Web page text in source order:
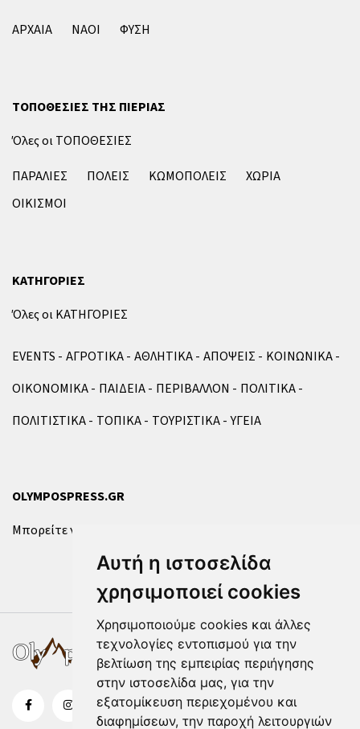
Αυτή η ιστοσελίδα
χρησιμοποιεί cookies
Χρησιμοποιούμε cookies και άλλες
τεχνολογίες εντοπισμού για την
βελτίωση της εμπειρίας περιήγησης
στην ιστοσελίδα μας, για την
εξατομίκευση περιεχομένου και
διαφημίσεων, την παροχή λειτουργιών
ΑΡΧΑΙΑ
ΝΑΟΙ ΦΥΣΗ
ΤΟΠΟΘΕΣΙΕΣ ΤΗΣ ΠΙΕΡΙΑΣ
Όλες οι ΤΟΠΟΘΕΣΙΕΣ
ΠΑΡΑΛΙΕΣ
ΠΟΛΕΙΣ ΚΩΜΟΠΟΛΕΙΣ
ΧΩΡΙΑ
ΟΙΚΙΣΜΟΙ
ΚΑΤΗΓΟΡΙΕΣ
Όλες οι ΚΑΤΗΓΟΡΙΕΣ
EVENTS ΑΓΡΟΤΙΚΑ ΑΘΛΗΤΙΚΑ ΑΠΟΨΕΙΣ
ΚΟΙΝΩΝΙΚΑ
ΟΙΚΟΝΟΜΙΚΑ
ΠΑΙΔΕΙΑ ΠΕΡΙΒΑΛΛΟΝ
ΠΟΛΙΤΙΚΑ
ΠΟΛΙΤΙΣΤΙΚΑ
ΤΟΠΙΚΑ ΤΟΥΡΙΣΤΙΚΑ ΥΓΕΙΑ
OLYMPOSPRESS.GR
Μπορείτε να επικοινωνήσετε μαζί μας μέσω της